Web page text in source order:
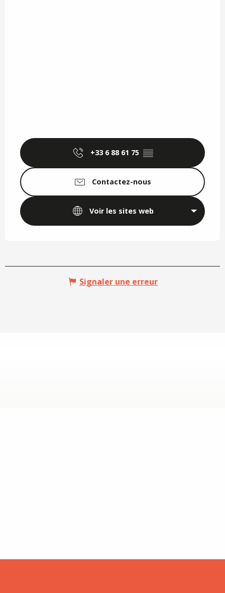
+33 6 88 61 75 ▒▒
Contactez-nous
Voir les sites web
Signaler une erreur